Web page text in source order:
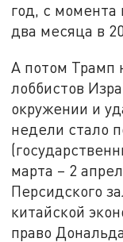
год, с
два месяца в
А потом Трамп
лоббистов
окружении и
недели стало
марта – 2
Персидского
китайской
право